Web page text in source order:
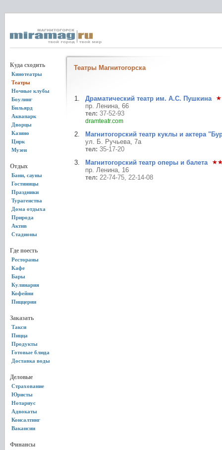
Куда сходить
Кинотеатры
Театры
Ночные клубы
Боулинг
Бильярд
Аквапарк
Дворцы
Казино
Цирк
Музеи
Отдых
Бани, сауны
Гостиницы
Праздники
Турагенства
Дома отдыха
Природа
Актив
Стадионы
Где поесть
Рестораны
Кафе
Бары
Кулинария
Кофейни
Пиццерии
Заказать
Такси
Пицца
Продукты
Готовые блюда
Доставка воды
Деловые
Страхование
Юристы
Нотариус
Адвокаты
Консалтинг
Вакансии
Финансы
Театры Магнитогорска
Драматический театр им. А.С. Пушкина
пр. Ленина, 66
тел: 37-52-93
dramteatr.com
Магнитогорский театр куклы и актера
ул. Б. Ручьева, 7а
тел: 35-17-20
Магнитогорский театр оперы и балета
пр. Ленина, 16
тел: 22-74-75, 22-14-08